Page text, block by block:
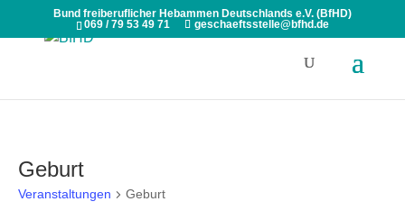
Bund freiberuflicher Hebammen Deutschlands e.V. (BfHD)
069 / 79 53 49 71
geschaeftsstelle@bfhd.de
Geburt
Veranstaltungen Geburt